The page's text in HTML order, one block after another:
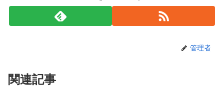
管理者
関連記事